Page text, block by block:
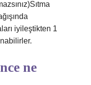
iyileştikten 1
ne